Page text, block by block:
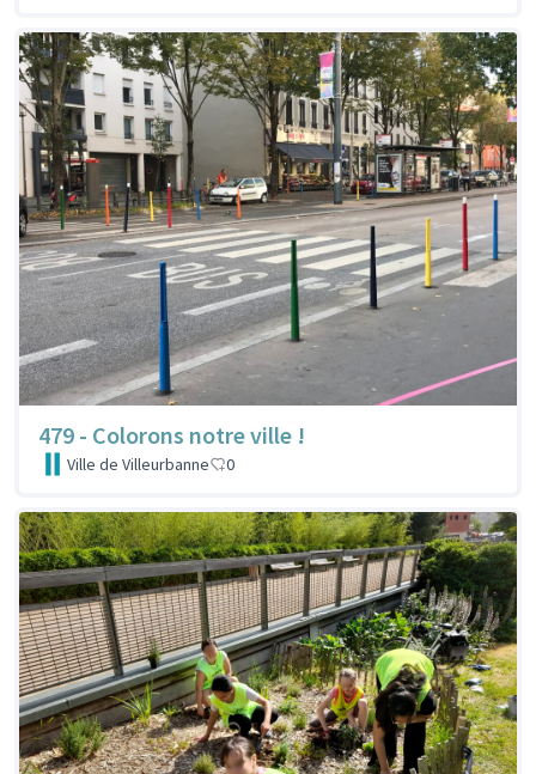
479 - Colorons notre ville !
Ville de Villeurbanne 0